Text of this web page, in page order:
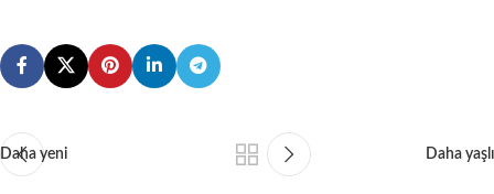
Daha yeni Daha yaşlı